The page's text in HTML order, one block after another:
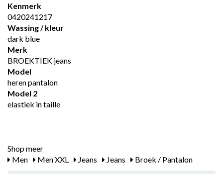
Kenmerk
0420241217
Wassing / kleur
dark blue
Merk
BROEKTIEK jeans
Model
heren pantalon
Model 2
elastiek in taille
Shop meer
Men
Men XXL Jeans Jeans Broek / Pantalon